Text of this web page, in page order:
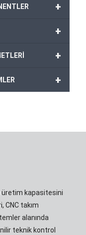
+
+
+
+
üretim kapasitesini
CNC takım
alanında
teknik kontrol